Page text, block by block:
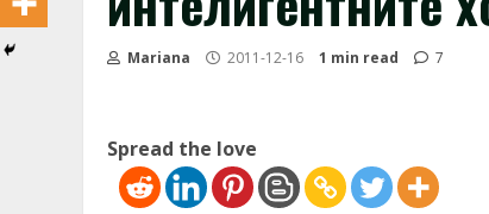
Mariana 2011-12-16 1 min read 7
Spread the love